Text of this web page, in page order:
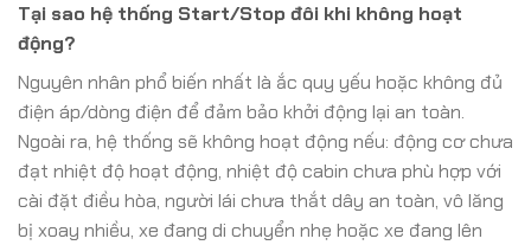
Tại sao hệ thống Start/Stop đôi khi không hoạt
động?
Nguyên nhân phổ biến nhất là ắc quy yếu hoặc không đủ
điện áp/dòng điện để đảm bảo khởi động lại an toàn.
Ngoài ra, hệ thống sẽ không hoạt động nếu: động cơ chưa
đạt nhiệt độ hoạt động, nhiệt độ cabin chưa phù hợp với
cài đặt điều hòa, người lái chưa thắt dây an toàn, vô lăng
bị xoay nhiều, xe đang di chuyển nhẹ hoặc xe đang lên